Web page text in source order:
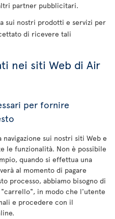
partner pubblicitari.
sui nostri prodotti e servizi per
di ricevere tali
nei siti Web di Air
per fornire
sui nostri siti Web e
le funzionalità. Non è possibile
quando si effettua una
al momento di pagare
processo, abbiamo bisogno di
in modo che l'utente
e procedere con il